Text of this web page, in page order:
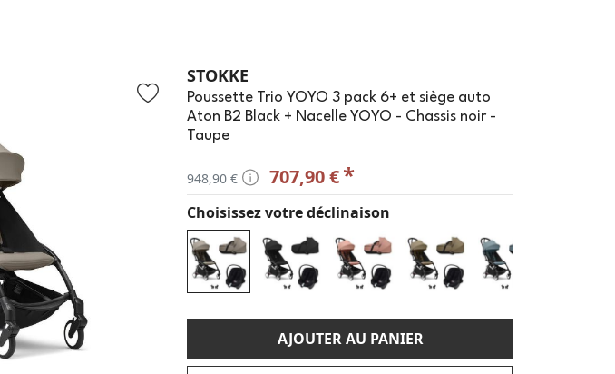
STOKKE
Poussette Trio YOYO 3 pack 6+ et siège auto
Aton B2 Black + Nacelle YOYO - Chassis noir -
Taupe
948,90 € 707,90 €*
Choisissez votre déclinaison
AJOUTER AU PANIER